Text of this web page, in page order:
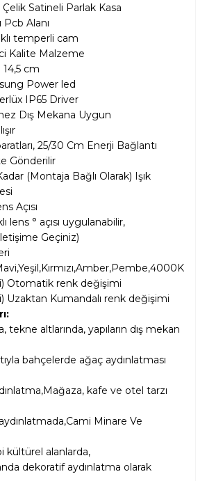
Satineli Parlak Kasa
Alanı
temperli cam
Kalite Malzeme
cm
Power led
IP65 Driver
Dış Mekana Uygun
25/30 Cm Enerji Bağlantı
Gönderilir
(Montaja Bağlı Olarak) Işık
Açısı
lens ° açısı uygulanabilir,
Geçiniz)
Otomatik renk değişimi
Uzaktan Kumandalı renk değişimi
tekne altlarında, yapıların dış mekan
bahçelerde ağaç aydınlatması
kafe ve otel tarzı
Minare Ve
kültürel alanlarda,
dekoratif aydınlatma olarak